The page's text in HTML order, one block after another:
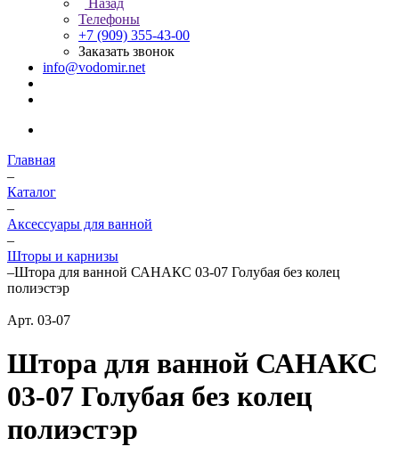
Назад
Телефоны
+7 (909) 355-43-00
Заказать звонок
info@vodomir.net
Главная
–
Каталог
–
Аксессуары для ванной
–
Шторы и карнизы
–Штора для ванной САНАКС 03-07 Голубая без колец
полиэстэр
Арт. 03-07
Штора для ванной САНАКС
03-07 Голубая без колец
полиэстэр